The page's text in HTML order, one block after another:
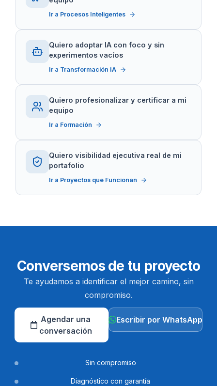
Ir a Procesos Inteligentes
Quiero adoptar IA con foco y sin
experimentos vacíos
Ir a Transformación IA
Quiero profesionalizar y certificar a mi
equipo
Ir a Formación
Quiero visibilidad ejecutiva real de mi
portafolio
Ir a Proyectos que Funcionan
Conversemos de tu proyecto
Te ayudamos a identificar el mejor camino, sin
compromiso.
Agendar una
conversación
Escribir por WhatsApp
Sin compromiso
Diagnóstico con garantía